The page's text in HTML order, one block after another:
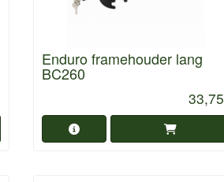
Enduro framehouder lang
BC260
33,75